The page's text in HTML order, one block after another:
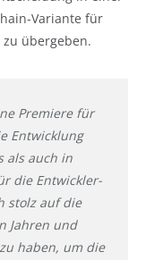
Variante für
zu übergeben.
Premiere für
Entwicklung
als auch in
die Entwickler-
stolz auf die
Jahren und
haben, um die